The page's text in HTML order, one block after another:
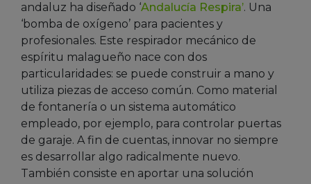
andaluz ha diseñado ‘Andalucía Respira’. Una
‘bomba de oxígeno’ para pacientes y
profesionales. Este respirador mecánico de
espíritu malagueño nace con dos
particularidades: se puede construir a mano y
utiliza piezas de acceso común. Como material
de fontanería o un sistema automático
empleado, por ejemplo, para controlar puertas
de garaje. A fin de cuentas, innovar no siempre
es desarrollar algo radicalmente nuevo.
También consiste en aportar una solución